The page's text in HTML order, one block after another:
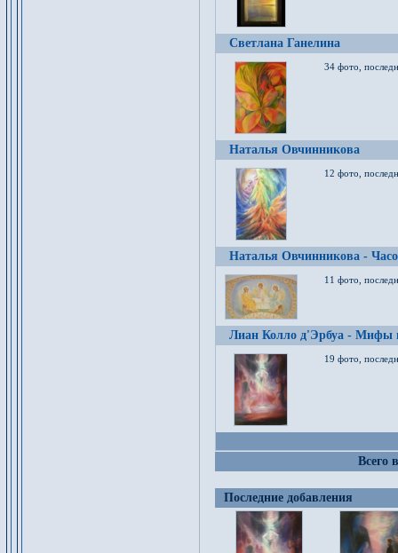
Светлана Ганелина
34 фото,
Наталья Овчинникова
12 фото,
Наталья Овчинникова -
11 фото,
Лиан Колло д'Эрбуа - Мифы
19 фото,
Всего
Последние добавления